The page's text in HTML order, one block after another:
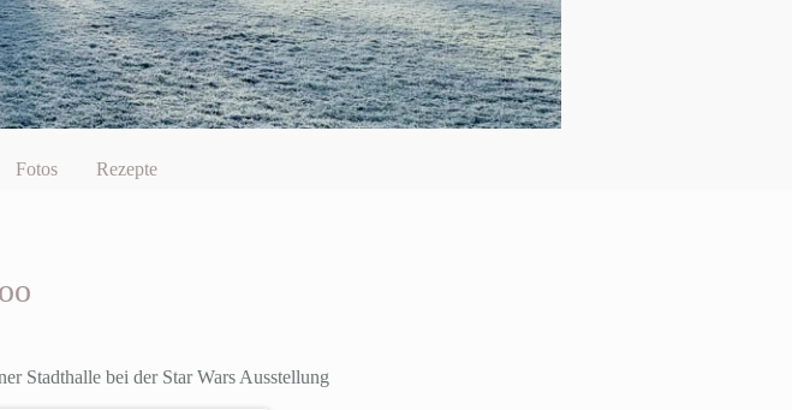
Fotos Rezepte
Stadthalle bei der Star Wars Ausstellung